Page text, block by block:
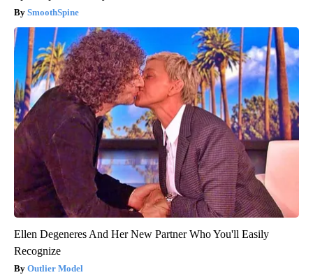
SmoothSpine
Ellen Degeneres And Her New Partner Who You'll Easily
Recognize
Outlier Model